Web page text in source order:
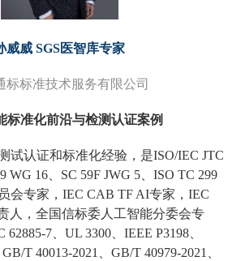
威威 SGS医智库专家
标标准技术服务有限公司
标准化前沿与检测认证案例
试认证和标准化经验，是ISO/IEC JTC
WG 16、SC 59F JWG 5、ISO TC 299
会专家，IEC CAB TF AI专家，IEC
人，全国信标委人工智能分委会专
7、UL 3300、IEEE P3198、
T 40013-2021、GB/T 40979-2021、